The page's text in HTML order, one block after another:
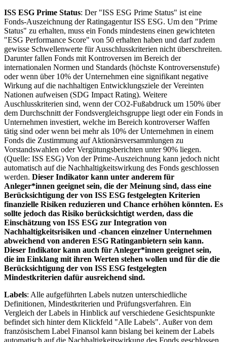
ISS ESG Prime Status: Der "ISS ESG Prime Status" ist eine
Fonds-Auszeichnung der Ratingagentur ISS ESG. Um den "Prime
Status" zu erhalten, muss ein Fonds mindestens einen gewichteten
"ESG Performance Score" von 50 erhalten haben und darf zudem
gewisse Schwellenwerte für Ausschlusskriterien nicht überschreiten.
Darunter fallen Fonds mit Kontroversen im Bereich der
internationalen Normen und Standards (höchste Kontroversenstufe)
oder wenn über 10% der Unternehmen eine signifikant negative
Wirkung auf die nachhaltigen Entwicklungsziele der Vereinten
Nationen aufweisen (SDG Impact Rating). Weitere
Auschlusskriterien sind, wenn der CO2-Fußabdruck um 150% über
dem Durchschnitt der Fondsvergleichsgruppe liegt oder ein Fonds in
Unternehmen investiert, welche im Bereich kontroverser Waffen
tätig sind oder wenn bei mehr als 10% der Unternehmen in einem
Fonds die Zustimmung auf Aktionärsversammlungen zu
Vorstandswahlen oder Vergütungsberichten unter 90% liegen.
(Quelle: ISS ESG) Von der Prime-Auszeichnung kann jedoch nicht
automatisch auf die Nachhaltigkeitswirkung des Fonds geschlossen
werden. Dieser Indikator kann unter anderem für
Anleger*innen geeignet sein, die der Meinung sind, dass eine
Berücksichtigung der von ISS ESG festgelegten Kriterien
finanzielle Risiken reduzieren und Chance erhöhen könnten. Es
sollte jedoch das Risiko berücksichtigt werden, dass die
Einschätzung von ISS ESG zur Integration von
Nachhaltigkeitsrisiken und -chancen einzelner Unternehmen
abweichend von anderen ESG Ratinganbietern sein kann.
Dieser Indikator kann auch für Anleger*innen geeignet sein,
die im Einklang mit ihren Werten stehen wollen und für die die
Berücksichtigung der von ISS ESG festgelegten
Mindestkriterien dafür ausreichend sind.
Labels: Alle aufgeführten Labels nutzen unterschiedliche
Definitionen, Mindestkriterien und Prüfungsverfahren. Ein
Vergleich der Labels in Hinblick auf verschiedene Gesichtspunkte
befindet sich hinter dem Klickfeld "Alle Labels". Außer von dem
französischem Label Finansol kann bislang bei keinem der Labels
automatisch auf die Nachhaltigkeitswirkung des Fonds geschlossen